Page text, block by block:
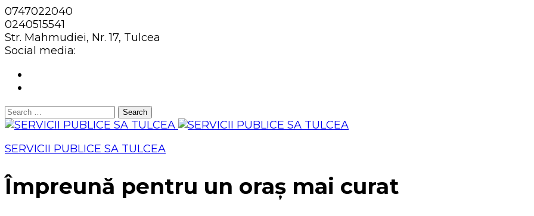
0747022040
0240515541
Str. Mahmudiei, Nr. 17, Tulcea
Social media:
Search
for:
SERVICII PUBLICE SA TULCEA
Împreună pentru un oraș mai curat